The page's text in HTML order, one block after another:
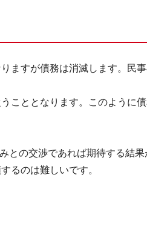
ますが債務は消滅します。民
こととなります。このように
との交渉であれば期待する結果
るのは難しいです。